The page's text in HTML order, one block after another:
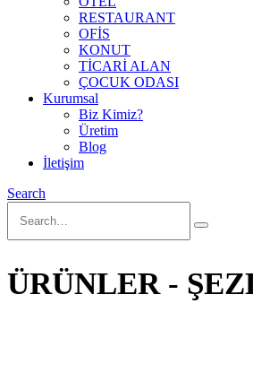
RESTAURANT
OFİS
KONUT
TİCARİ ALAN
ÇOCUK ODASI
Kurumsal
Biz Kimiz?
Üretim
Blog
İletişim
Search
ÜRÜNLER -